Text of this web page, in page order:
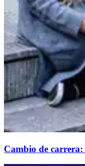
Cambio de carrera: